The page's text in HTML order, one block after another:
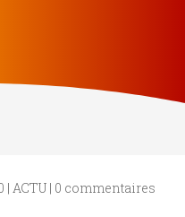
| ACTU | 0 commentaires